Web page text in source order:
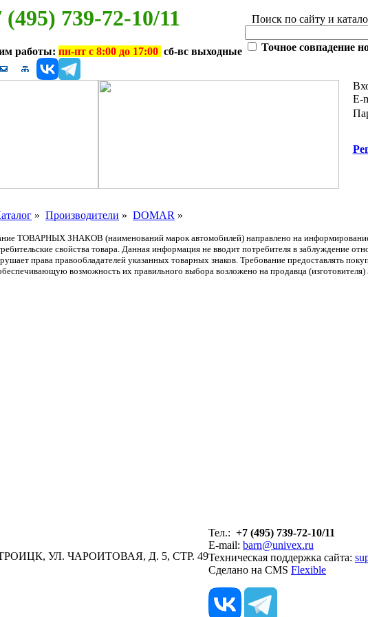
(495) 739-72-10/11
работы: пн-пт с 8:00 до 17:00 сб-вс выходные
Поиск по сайту и
Точное совпадение
E-
» Производители » DOMAR »
ТОВАРНЫХ ЗНАКОВ (наименований марок автомобилей) направлено на
свойства товара. Данная информация не вводит потребителя в заблуждение
права правообладателей указанных товарных знаков. Требование предоставлять
возможность их правильного выбора возложено на продавца
УЛ. ЧАРОИТОВАЯ, Д. 5, СТР. 49
Тел.: +7 (495) 739-72-10/11
E-mail: barn@univex.ru
Техническая поддержка сайта:
Сделано на CMS Flexible